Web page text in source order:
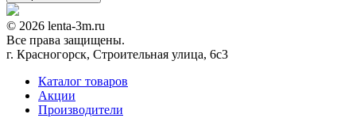
© 2026 lenta-3m.ru
Все права защищены.
г. Красногорск, Строительная улица, 6с3
Каталог товаров
Акции
Производители